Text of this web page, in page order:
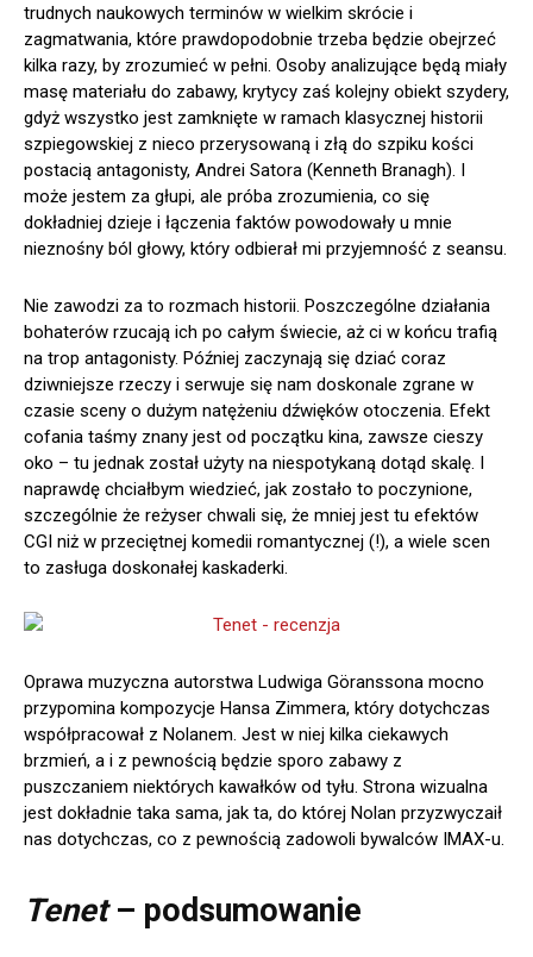
trudnych naukowych terminów w wielkim skrócie i
zagmatwania, które prawdopodobnie trzeba będzie obejrzeć
kilka razy, by zrozumieć w pełni. Osoby analizujące będą miały
masę materiału do zabawy, krytycy zaś kolejny obiekt szydery,
gdyż wszystko jest zamknięte w ramach klasycznej historii
szpiegowskiej z nieco przerysowaną i złą do szpiku kości
postacią antagonisty, Andrei Satora (Kenneth Branagh). I
może jestem za głupi, ale próba zrozumienia, co się
dokładniej dzieje i łączenia faktów powodowały u mnie
nieznośny ból głowy, który odbierał mi przyjemność z seansu.
Nie zawodzi za to rozmach historii. Poszczególne działania
bohaterów rzucają ich po całym świecie, aż ci w końcu trafią
na trop antagonisty. Później zaczynają się dziać coraz
dziwniejsze rzeczy i serwuje się nam doskonale zgrane w
czasie sceny o dużym natężeniu dźwięków otoczenia. Efekt
cofania taśmy znany jest od początku kina, zawsze cieszy
oko – tu jednak został użyty na niespotykaną dotąd skalę. I
naprawdę chciałbym wiedzieć, jak zostało to poczynione,
szczególnie że reżyser chwali się, że mniej jest tu efektów
CGI niż w przeciętnej komedii romantycznej (!), a wiele scen
to zasługa doskonałej kaskaderki.
Oprawa muzyczna autorstwa Ludwiga Göranssona mocno
przypomina kompozycje Hansa Zimmera, który dotychczas
współpracował z Nolanem. Jest w niej kilka ciekawych
brzmień, a i z pewnością będzie sporo zabawy z
puszczaniem niektórych kawałków od tyłu. Strona wizualna
jest dokładnie taka sama, jak ta, do której Nolan przyzwyczaił
nas dotychczas, co z pewnością zadowoli bywalców IMAX-u.
Tenet– podsumowanie